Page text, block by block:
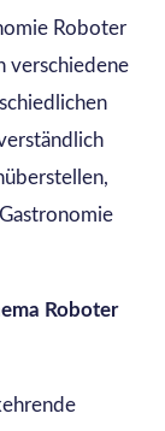
Roboter
verschiedene
Roboter